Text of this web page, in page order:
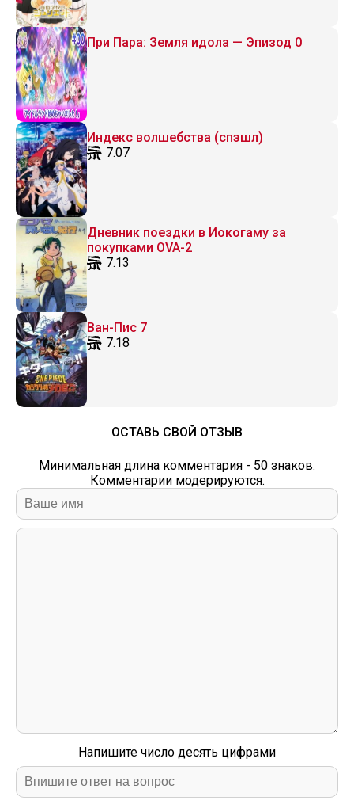
При Пара: Земля идола — Эпизод 0
Индекс волшебства (спэшл)
7.07
Дневник поездки в Иокогаму за
покупками OVA-2
7.13
Ван-Пис 7
7.18
ОСТАВЬ СВОЙ ОТЗЫВ
Минимальная длина комментария - 50 знаков.
Комментарии модерируются.
Напишите число десять цифрами